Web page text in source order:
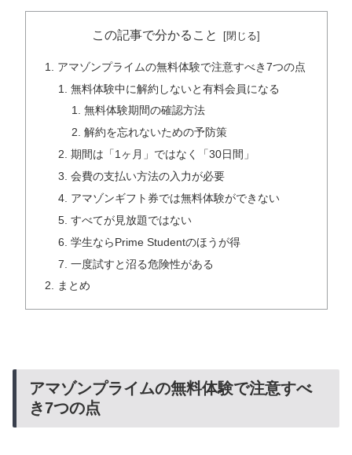
この記事で分かること
アマゾンプライムの無料体験で注意すべき7つの点
無料体験中に解約しないと有料会員になる
無料体験期間の確認方法
解約を忘れないための予防策
期間は「1ヶ月」ではなく「30日間」
会費の支払い方法の入力が必要
アマゾンギフト券では無料体験ができない
すべてが見放題ではない
学生ならPrime Studentのほうが得
一度試すと沼る危険性がある
まとめ
アマゾンプライムの無料体験で注意すべ
き7つの点